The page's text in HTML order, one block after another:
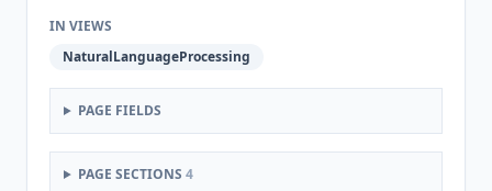
IN VIEWS
NaturalLanguageProcessing
PAGE FIELDS
PAGE SECTIONS 4